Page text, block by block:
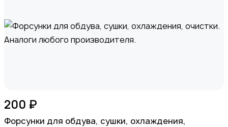
200 ₽
Форсунки для обдува, сушки, охлаждения,